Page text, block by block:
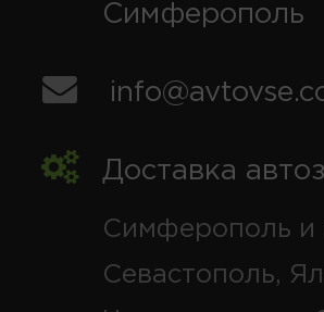
Симферополь
Доставка
Симферополь и
Севастополь,